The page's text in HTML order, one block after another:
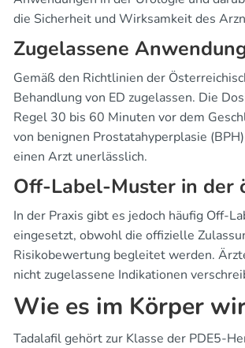
die Sicherheit und Wirksamkeit des
Zugelassene
Gemäß den Richtlinien der
Behandlung von ED zugelassen. Die
Regel 30 bis 60 Minuten vor dem
von benignen Prostatahyperplasie
einen Arzt unerlässlich.
Off-Label-Muster in der
In der Praxis gibt es jedoch häufig Off-
eingesetzt, obwohl die offizielle
Risikobewertung begleitet werden.
nicht zugelassene Indikationen
Wie es im Körper
Tadalafil gehört zur Klasse der PDE5-